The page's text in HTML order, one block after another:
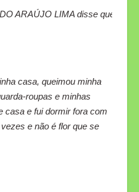
ARAÚJO LIMA disse que:
casa, queimou minha
roupas e minhas
casa e fui dormir fora com
e não é flor que se